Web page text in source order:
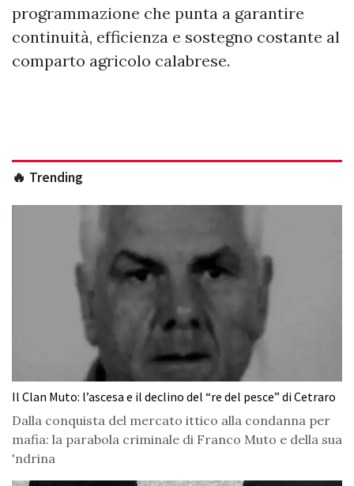
programmazione che punta a garantire
continuità, efficienza e sostegno costante al
comparto agricolo calabrese.
🔥 Trending
Il Clan Muto: l’ascesa e il declino del “re del pesce” di Cetraro
Dalla conquista del mercato ittico alla condanna per
mafia: la parabola criminale di Franco Muto e della sua
'ndrina